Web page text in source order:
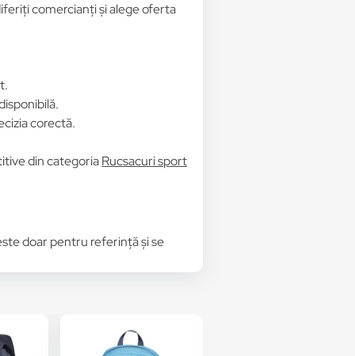
comercianți și alege oferta
corectă.
din categoriaRucsacuri sport
doar pentru referință și se